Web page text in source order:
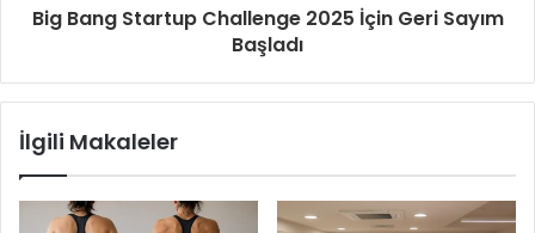
Big Bang Startup Challenge 2025 İçin Geri Sayım
Başladı
İlgili Makaleler